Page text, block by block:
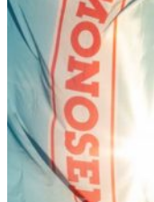
protagoniza
el
Feria